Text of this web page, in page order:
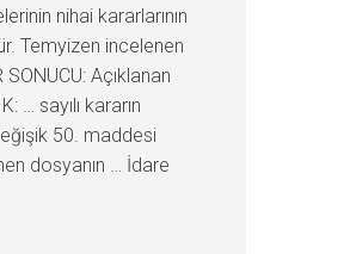
nihai kararlarının
Temyizen incelenen
Açıklanan
… sayılı kararın
50. maddesi
dosyanın … İdare